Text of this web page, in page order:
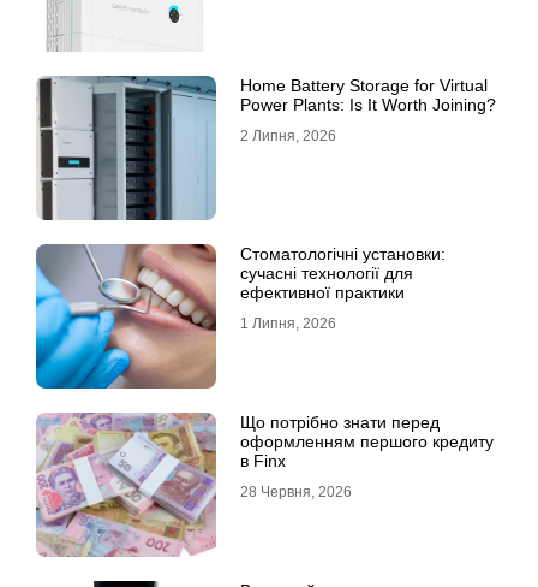
Home Battery Storage for Virtual
Power Plants: Is It Worth Joining?
2 Липня, 2026
Стоматологічні установки:
сучасні технології для
ефективної практики
1 Липня, 2026
Що потрібно знати перед
оформленням першого кредиту
в Finx
28 Червня, 2026